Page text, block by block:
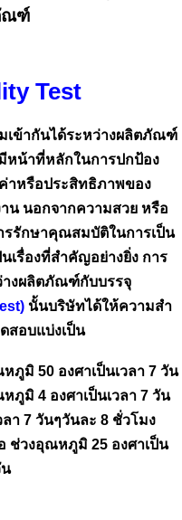
ณฑ์
Test
เข้ากันได้ระหว่างผลิตภัณฑ์
น้าที่หลักในการปกป้อง
หรือประสิทธิภาพของ
น นอกจากความสวย หรือ
รรักษาคุณสมบัติในการเป็น
เรื่องที่สำคัญอย่างยิ่ง การ
างผลิตภัณฑ์กับบรรจุ
นั้นบริษัทได้ให้ความสำ
สอบแบ่งเป็น
มิ 50 องศาเป็นเวลา 7 วัน
ภูมิ 4 องศาเป็นเวลา 7 วัน
า 7 วันๆวันละ 8 ชั่วโมง
วงอุณหภูมิ 25 องศาเป็น
น